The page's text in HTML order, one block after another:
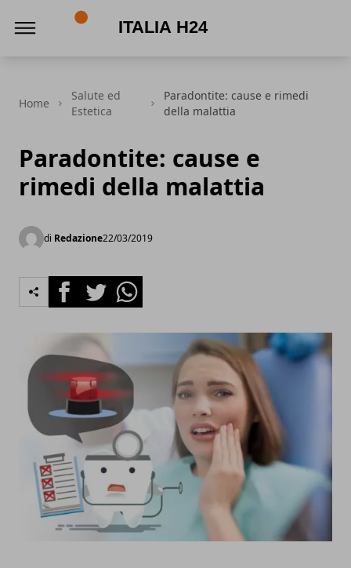
Home
Salute ed
Estetica
Paradontite: cause e rimedi
della malattia
Paradontite: cause e
rimedi della malattia
di Redazione22/03/2019
FacebookTwitterWhatsapp